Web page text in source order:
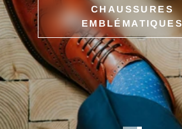
CHAUSSURES
EMBLÉMATIQUES